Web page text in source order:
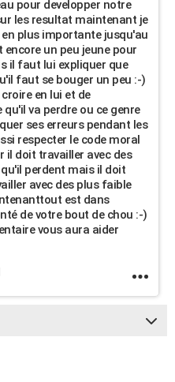
pour developper notre
les resultat maintenant je
plus importante jusqu'au
un peu jeune pour
il faut lui expliquer que
faut se bouger un peu :-)
en lui et de
va perdre ou ce genre
ses erreurs pendant les
respecter le code moral
il doit travailler avec des
perdent mais il doit
avec des plus faible
est dans
de votre bout de chou :-)
vous aura aider